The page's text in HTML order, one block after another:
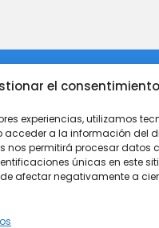
el
experiencias, utilizamos
a la información del
nos permitirá procesar datos
únicas en este
afectar negativamente a